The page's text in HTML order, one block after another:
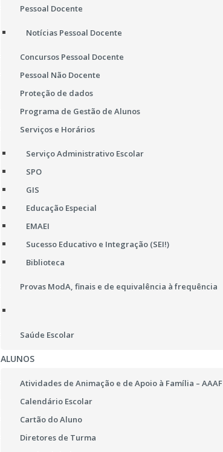
Pessoal Docente
Notícias Pessoal Docente
Concursos Pessoal Docente
Pessoal Não Docente
Proteção de dados
Programa de Gestão de Alunos
Serviços e Horários
Serviço Administrativo Escolar
SPO
GIS
Educação Especial
EMAEI
Sucesso Educativo e Integração (SEI!)
Biblioteca
Provas ModA, finais e de equivalência à frequência
Saúde Escolar
ALUNOS
Atividades de Animação e de Apoio à Família – AAAF
Calendário Escolar
Cartão do Aluno
Diretores de Turma